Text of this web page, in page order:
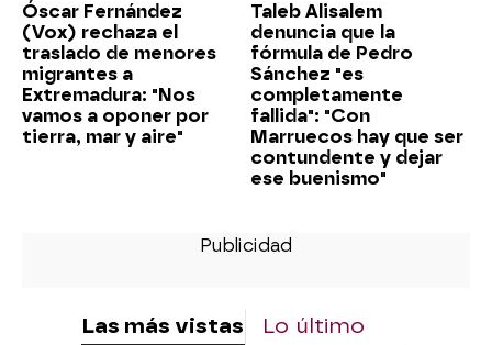
Óscar Fernández
(Vox) rechaza el
traslado de menores
migrantes a
Extremadura: "Nos
vamos a oponer por
tierra, mar y aire"
Taleb Alisalem
denuncia que la
fórmula de Pedro
Sánchez "es
completamente
fallida": "Con
Marruecos hay que ser
contundente y dejar
ese buenismo"
Las más vistas Lo último